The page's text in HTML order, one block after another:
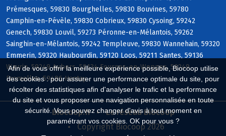
Afin de vous offrir la meilleure expérience possible, Biocoop utilise
des cookies : pour assurer une performance optimale du site, pour
récolter des statistiques afin d'analyser le trafic et la performance
du site et vous proposer une navigation personnalisée en toute
sécurité. Vous pouvez changer d'avis à tout moment en
paramétrant vos cookies. OK pour vous ?
Prémesques, 59830 Bourghelles, 59830 Bouvines, 59780
Camphin-en-Pévèle, 59830 Cobrieux, 59830 Cysoing, 59242
Genech, 59830 Louvil, 59273 Péronne-en-Mélantois, 59262
Sainghin-en-Mélantois, 59242 Templeuve, 59830 Wannehain, 59320
Emmerin, 59320 Haubourdin, 59120 Loos, 59211 Santes, 59136
Wavrin, 59249 Aubers, 59134 Fournes-en-Weppes, 59249
Fromelles, 59496 Hantay
Biocoop.fr
Le réseau Biocoop
Copyright Biocoop 2026